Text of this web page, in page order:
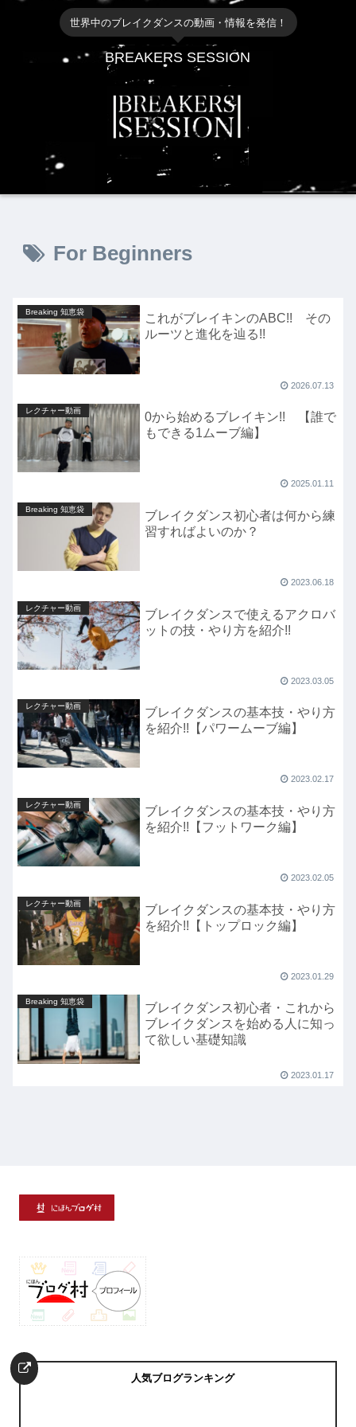
世界中のブレイクダンスの動画・情報を発信！
BREAKERS SESSION
For Beginners
Breaking 知恵袋
これがブレイキンのABC!! その
ルーツと進化を辿る!!
2026.07.13
レクチャー動画
0から始めるブレイキン!! 【誰で
もできる1ムーブ編】
2025.01.11
Breaking 知恵袋
ブレイクダンス初心者は何から練
習すればよいのか？
2023.06.18
レクチャー動画
ブレイクダンスで使えるアクロバ
ットの技・やり方を紹介!!
2023.03.05
レクチャー動画
ブレイクダンスの基本技・やり方
を紹介!!【パワームーブ編】
2023.02.17
レクチャー動画
ブレイクダンスの基本技・やり方
を紹介!!【フットワーク編】
2023.02.05
レクチャー動画
ブレイクダンスの基本技・やり方
を紹介!!【トップロック編】
2023.01.29
Breaking 知恵袋
ブレイクダンス初心者・これから
ブレイクダンスを始める人に知っ
て欲しい基礎知識
2023.01.17
人気ブログランキング